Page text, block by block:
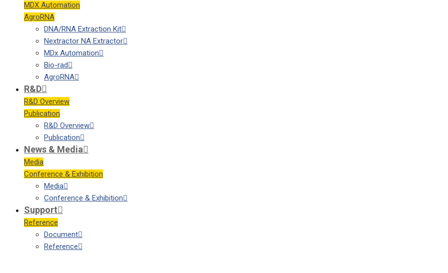
MDX Automation
AgroRNA
DNA/RNA Extraction Kit
Nextractor NA Extractor
MDx Automation
Bio-rad
AgroRNA
R&D
R&D Overview
Publication
R&D Overview
Publication
News & Media
Media
Conference & Exhibition
Media
Conference & Exhibition
Support
Reference
Document
Reference